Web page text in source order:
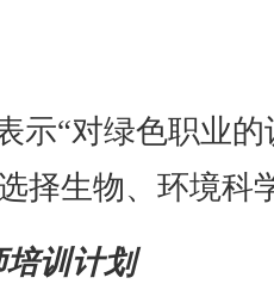
示“对绿色职业
择生物、环境科
训计划